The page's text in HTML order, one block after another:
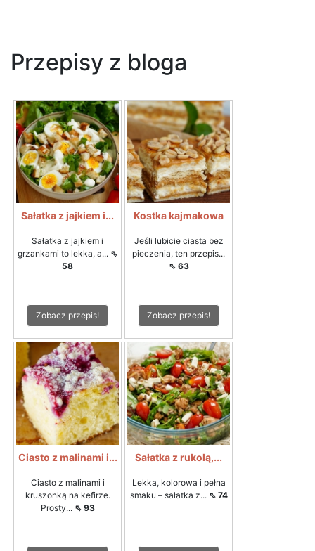
Przepisy z bloga
Sałatka z jajkiem i...
Sałatka z jajkiem i
grzankami to lekka, a... ⇖
58
Zobacz przepis!
Kostka kajmakowa
Jeśli lubicie ciasta bez
pieczenia, ten przepis...
⇖ 63
Zobacz przepis!
Ciasto z malinami i...
Ciasto z malinami i
kruszonką na kefirze.
Prosty... ⇖ 93
Sałatka z rukolą,...
Lekka, kolorowa i pełna
smaku – sałatka z... ⇖ 74